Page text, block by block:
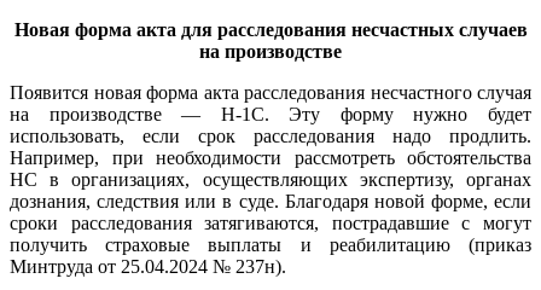
Новая форма акта для расследования несчастных случаев
на производстве
Появится новая форма акта расследования несчастного случая
на производстве — Н-1С. Эту форму нужно будет
использовать, если срок расследования надо продлить.
Например, при необходимости рассмотреть обстоятельства
НС в организациях, осуществляющих экспертизу, органах
дознания, следствия или в суде. Благодаря новой форме, если
сроки расследования затягиваются, пострадавшие с могут
получить страховые выплаты и реабилитацию (приказ
Минтруда от 25.04.2024 № 237н).